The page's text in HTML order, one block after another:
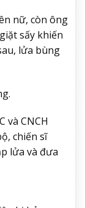
nữ, còn ông
sấy khiến
lửa bùng
và CNCH
chiến sĩ
lửa và đưa